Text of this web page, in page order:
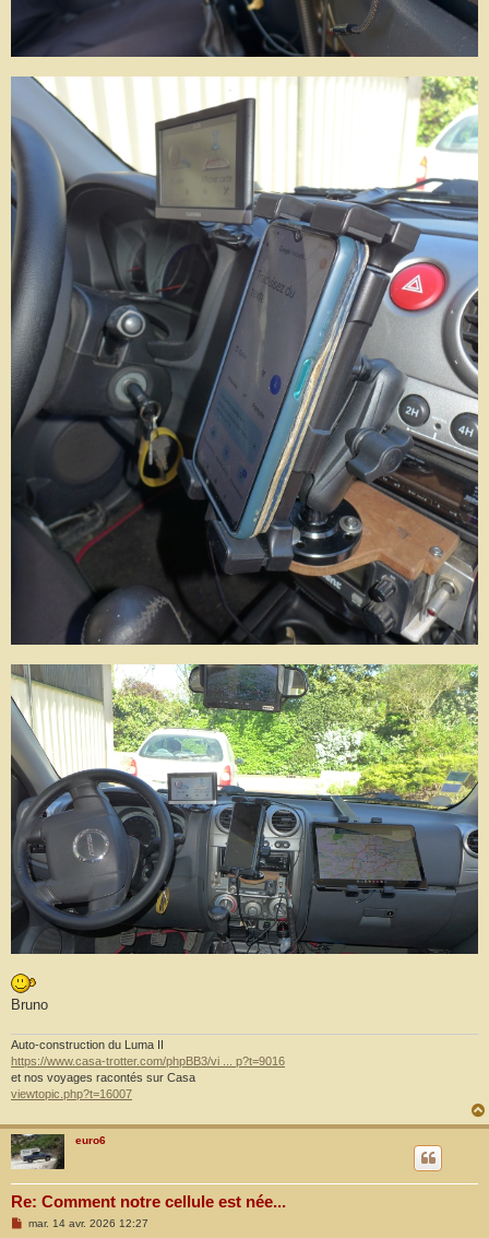
Bruno
Auto-construction du Luma II
https://www.casa-trotter.com/phpBB3/vi ... p?t=9016
et nos voyages racontés sur Casa
viewtopic.php?t=16007
euro6
Re: Comment notre cellule est née...
Mmar. 14 avr. 2026 12:27